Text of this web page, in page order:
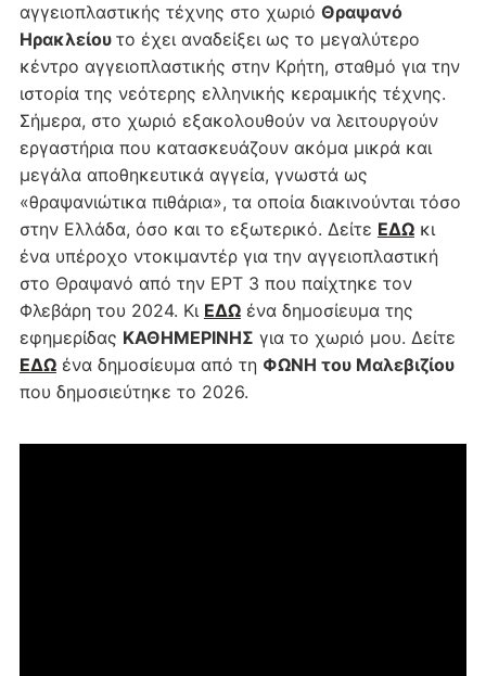
αγγειοπλαστικής τέχνης στο χωριό Θραψανό
Ηρακλείου το έχει αναδείξει ως το μεγαλύτερο
κέντρο αγγειοπλαστικής στην Κρήτη, σταθμό για την
ιστορία της νεότερης ελληνικής κεραμικής τέχνης.
Σήμερα, στο χωριό εξακολουθούν να λειτουργούν
εργαστήρια που κατασκευάζουν ακόμα μικρά και
μεγάλα αποθηκευτικά αγγεία, γνωστά ως
«θραψανιώτικα πιθάρια», τα οποία διακινούνται τόσο
στην Ελλάδα, όσο και το εξωτερικό. Δείτε ΕΔΩκι
ένα υπέροχο ντοκιμαντέρ για την αγγειοπλαστική
στο Θραψανό από την ΕΡΤ 3 που παίχτηκε τον
Φλεβάρη του 2024. Κι ΕΔΩένα δημοσίευμα της
εφημερίδας ΚΑΘΗΜΕΡΙΝΗΣ για το χωριό μου. Δείτε
ΕΔΩένα δημοσίευμα από τη ΦΩΝΗ του Μαλεβιζίου
που δημοσιεύτηκε το 2026.